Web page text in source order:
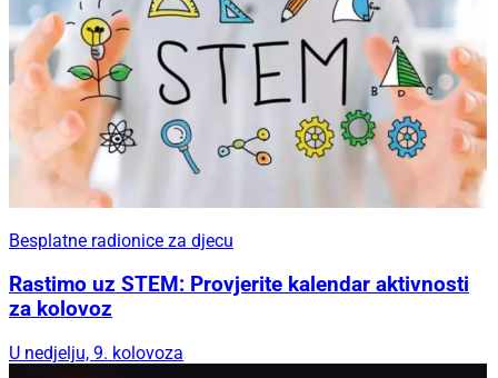
Besplatne radionice za djecu
Rastimo uz STEM: Provjerite kalendar aktivnosti
za kolovoz
U nedjelju, 9. kolovoza